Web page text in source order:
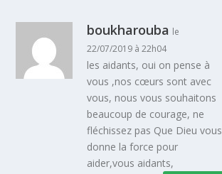
boukharouba le
22/07/2019 à 22h04
les aidants, oui on pense à
vous ,nos cœurs sont avec
vous, nous vous souhaitons
beaucoup de courage, ne
fléchissez pas Que Dieu vous
donne la force pour
aider,vous aidants,